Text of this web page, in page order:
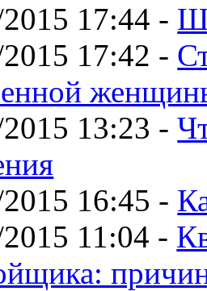
17:44 -
17:42 -
13:23 -
16:45 -
11:04 -